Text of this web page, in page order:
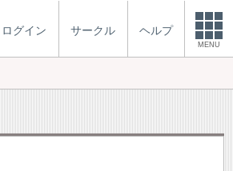
ログイン サークル ヘルプ
MENU